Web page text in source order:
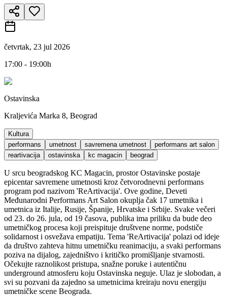
četvrtak, 23 jul 2026
17:00 - 19:00h
Ostavinska
Kraljevića Marka 8, Beograd
Kultura
performans
umetnost savremena umetnost
performans art salon
reartivacija
ostavinska kc magacin beograd
U srcu beogradskog KC Magacin, prostor Ostavinske postaje
epicentar savremene umetnosti kroz četvorodnevni performans
program pod nazivom 'ReArtivacija'. Ove godine, Deveti
Međunarodni Performans Art Salon okuplja čak 17 umetnika i
umetnica iz Italije, Rusije, Španije, Hrvatske i Srbije. Svake večeri
od 23. do 26. jula, od 19 časova, publika ima priliku da bude deo
umetničkog procesa koji preispituje društvene norme, podstiče
solidarnost i osvežava empatiju. Tema 'ReArtivacija' polazi od ideje
da društvo zahteva hitnu umetničku reanimaciju, a svaki performans
poziva na dijalog, zajedništvo i kritičko promišljanje stvarnosti.
Očekujte raznolikost pristupa, snažne poruke i autentičnu
underground atmosferu koju Ostavinska neguje. Ulaz je slobodan, a
svi su pozvani da zajedno sa umetnicima kreiraju novu energiju
umetničke scene Beograda.